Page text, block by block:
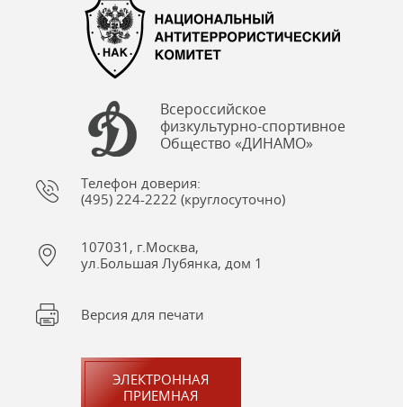
Всероссийское
физкультурно-спортивное
Общество «ДИНАМО»
Телефон доверия:
(495) 224-2222 (круглосуточно)
107031, г.Москва,
ул.Большая Лубянка, дом 1
Версия для печати
ЭЛЕКТРОННАЯ
ПРИЕМНАЯ